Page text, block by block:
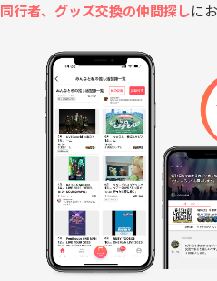
同行者、グッズ交換の仲間探しに